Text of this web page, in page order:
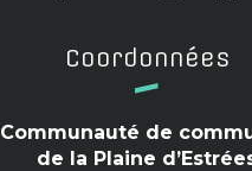
le
compte
Facebook
le
compte
Twitter
le
Coordonnées
Communauté de
de la Plaine